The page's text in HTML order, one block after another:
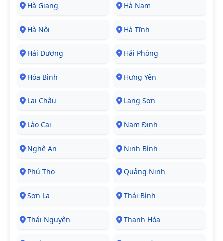
Hà Giang Hà Nam
Hà Nội Hà Tĩnh
Hải Dương Hải Phòng
Hòa Bình Hưng Yên
Lai Châu Lạng Sơn
Lào Cai Nam Định
Nghệ An Ninh Bình
Phú Thọ Quảng Ninh
Sơn La Thái Bình
Thái Nguyên Thanh Hóa